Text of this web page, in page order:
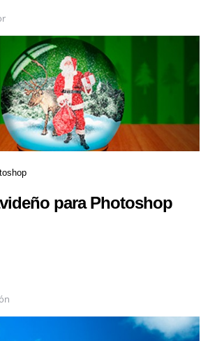
para Photoshop